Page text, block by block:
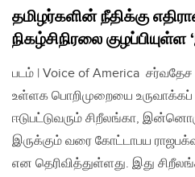
தமிழர்களின் நீதிக்கு
நிகழ்சிநிரலை
படம் | Voice of America
உள்ளக பொறிமுறையை உருவாக்கப்
ஈடுபட்டுவரும் சிறீலங்கா,
இருக்கும் வரை கோட்டாபய
என தெரிவித்துள்ளது. இது